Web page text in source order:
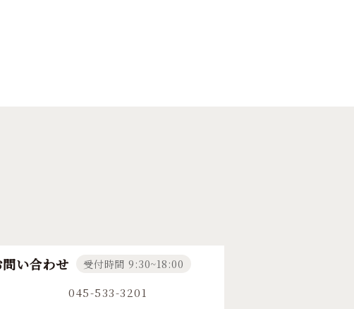
い合わせ 受付時間 9:30~18:00
045-533-3201